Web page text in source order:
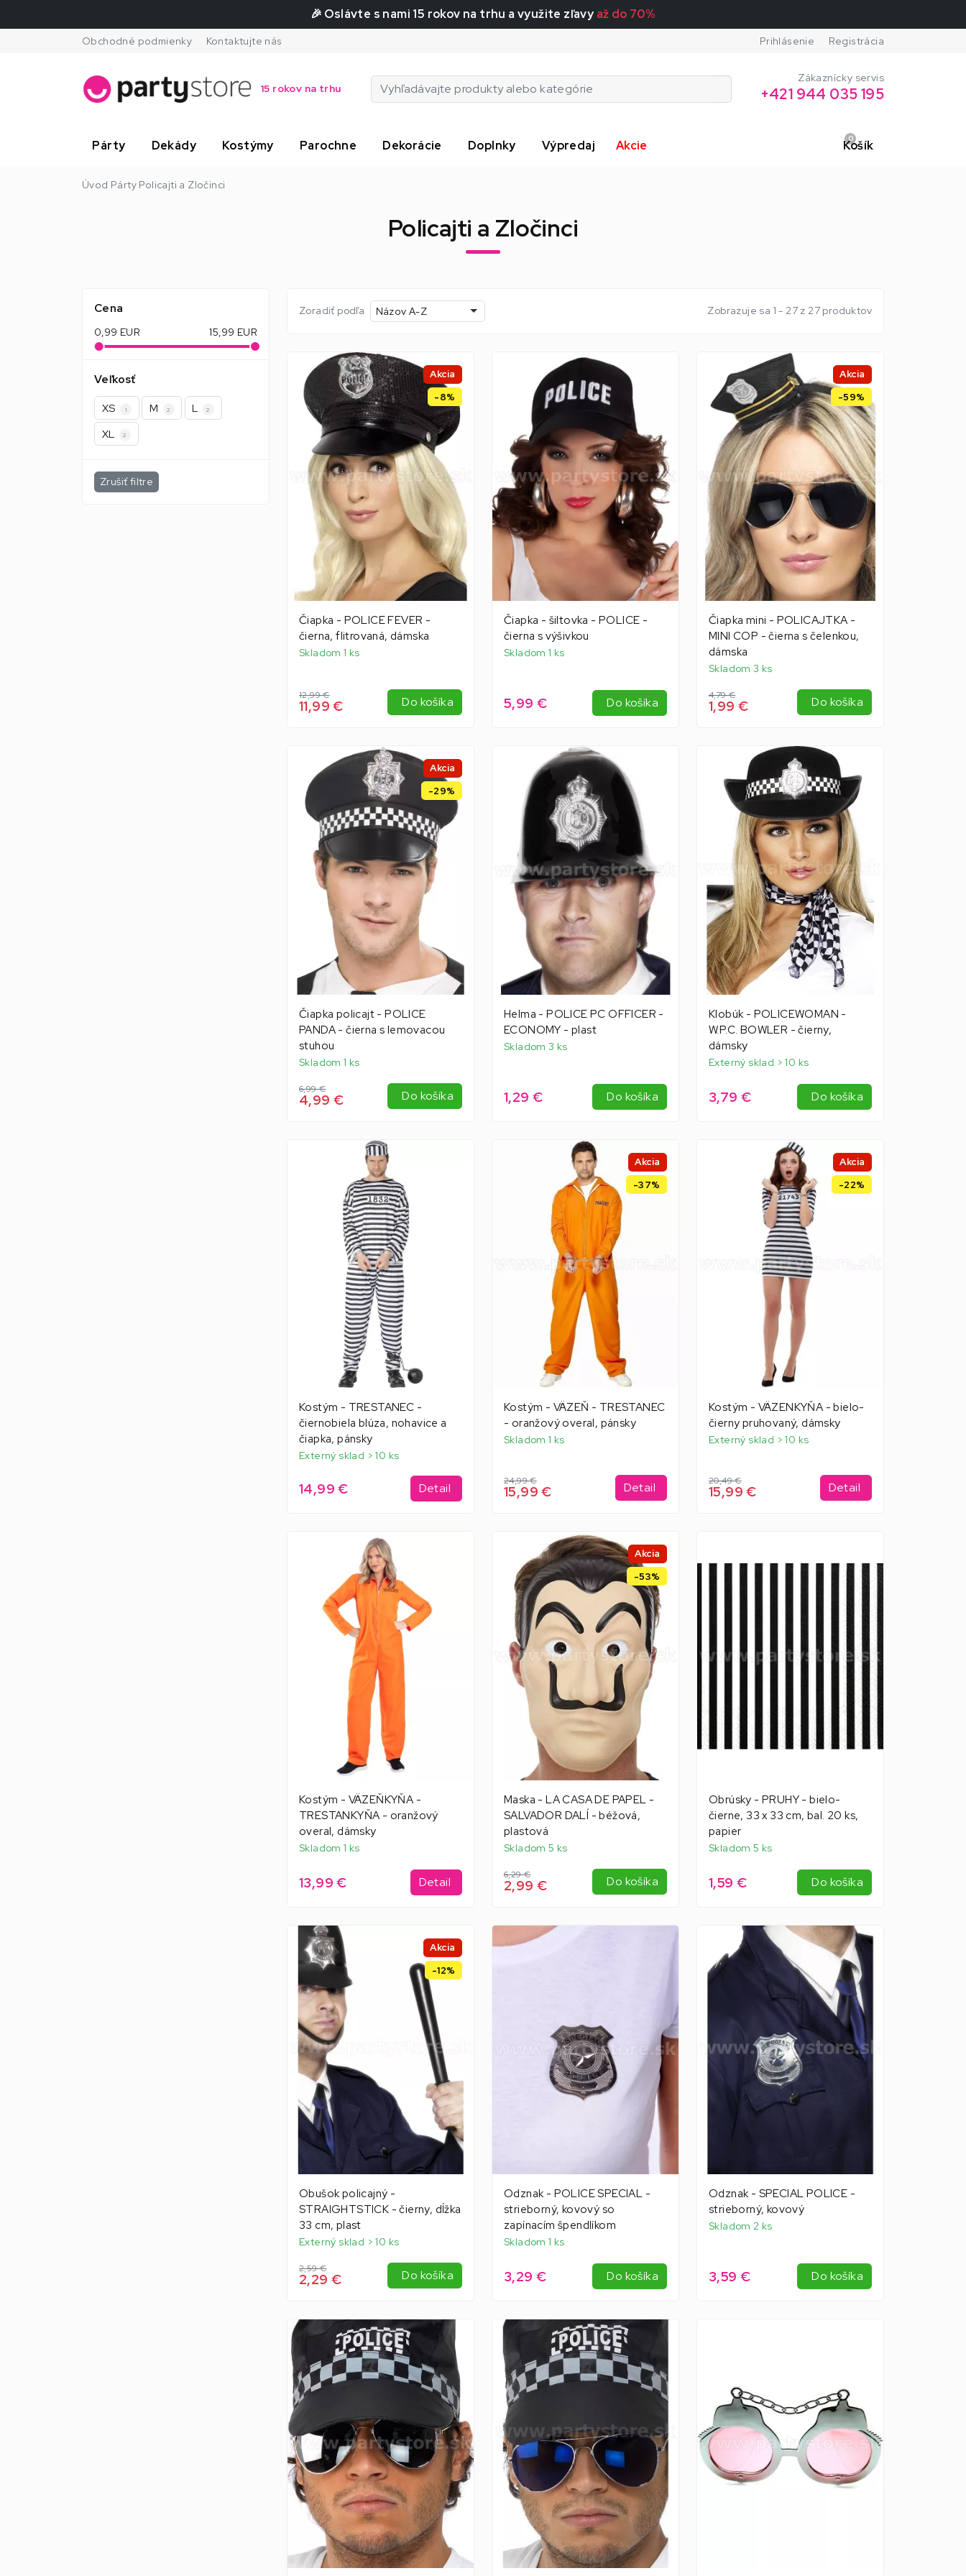
🎉 Oslávte s nami 15 rokov na trhu a využite zľavy až do 70%
Obchodné podmienky Kontaktujte nás Prihlásenie Registrácia
15 rokov na trhu
Zákaznícky servis
+421 944 035 195
Párty Dekády Kostýmy Parochne Dekorácie Doplnky Výpredaj Akcie 0
Košík
Úvod Párty Policajti a Zločinci
Policajti a Zločinci
Cena
0,99 EUR 15,99 EUR
Veľkosť
XS 1 M 2 L 2
XL 2
Zrušiť filtre
Zoradiť podľa Názov A-Z Zobrazuje sa 1 - 27 z 27 produktov
Akcia
-8%
Čiapka - POLICE FEVER -
čierna, flitrovaná, dámska
Skladom 1 ks
12,99 €
11,99 € Do košíka
Čiapka - šiltovka - POLICE -
čierna s výšivkou
Skladom 1 ks
5,99 € Do košíka
Akcia
-59%
Čiapka mini - POLICAJTKA -
MINI COP - čierna s čelenkou,
dámska
Skladom 3 ks
4,79 €
1,99 € Do košíka
Akcia
-29%
Čiapka policajt - POLICE
PANDA - čierna s lemovacou
stuhou
Skladom 1 ks
6,99 €
4,99 € Do košíka
Helma - POLICE PC OFFICER -
ECONOMY - plast
Skladom 3 ks
1,29 € Do košíka
Klobúk - POLICEWOMAN -
W.P.C. BOWLER - čierny,
dámsky
Externý sklad > 10 ks
3,79 € Do košíka
Kostým - TRESTANEC -
čiernobiela blúza, nohavice a
čiapka, pánsky
Externý sklad > 10 ks
14,99 € Detail
Akcia
-37%
Kostým - VÄZEŇ - TRESTANEC
- oranžový overal, pánsky
Skladom 1 ks
24,99 €
15,99 € Detail
Akcia
-22%
Kostým - VÄZENKYŇA - bielo-
čierny pruhovaný, dámsky
Externý sklad > 10 ks
20,49 €
15,99 € Detail
Kostým - VÄZEŇKYŇA -
TRESTANKYŇA - oranžový
overal, dámsky
Skladom 1 ks
13,99 € Detail
Akcia
-53%
Maska - LA CASA DE PAPEL -
SALVADOR DALÍ - béžová,
plastová
Skladom 5 ks
6,29 €
2,99 € Do košíka
Obrúsky - PRUHY - bielo-
čierne, 33 x 33 cm, bal. 20 ks,
papier
Skladom 5 ks
1,59 € Do košíka
Akcia
-12%
Obušok policajný -
STRAIGHTSTICK - čierny, dĺžka
33 cm, plast
Externý sklad > 10 ks
2,59 €
2,29 € Do košíka
Odznak - POLICE SPECIAL -
strieborný, kovový so
zapínacím špendlíkom
Skladom 1 ks
3,29 € Do košíka
Odznak - SPECIAL POLICE -
strieborný, kovový
Skladom 2 ks
3,59 € Do košíka